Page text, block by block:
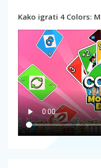
Kako igrati 4 Colors: